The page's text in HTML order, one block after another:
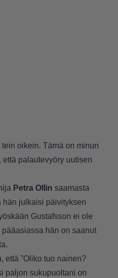
oikein. Tämä on minun
palautevyöry uutisen
Petra Ollin saamasta
hän julkaisi päivityksen
Gustafsson ei ole
hän on saanut
että ”Oliko tuo nainen?
paljon sukupuoltani on